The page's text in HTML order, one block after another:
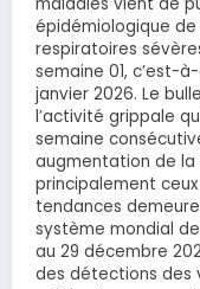
épidémiologique
respiratoires
semaine 01, c’est-
janvier 2026. Le
l’activité grippale
semaine
augmentation de la
principalement
tendances
système mondial
au 29 décembre
des détections des